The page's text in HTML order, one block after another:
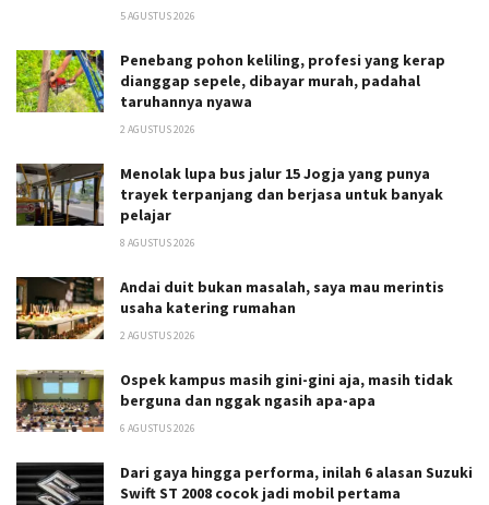
5 AGUSTUS 2026
Penebang pohon keliling, profesi yang kerap
dianggap sepele, dibayar murah, padahal
taruhannya nyawa
2 AGUSTUS 2026
Menolak lupa bus jalur 15 Jogja yang punya
trayek terpanjang dan berjasa untuk banyak
pelajar
8 AGUSTUS 2026
Andai duit bukan masalah, saya mau merintis
usaha katering rumahan
2 AGUSTUS 2026
Ospek kampus masih gini-gini aja, masih tidak
berguna dan nggak ngasih apa-apa
6 AGUSTUS 2026
Dari gaya hingga performa, inilah 6 alasan Suzuki
Swift ST 2008 cocok jadi mobil pertama